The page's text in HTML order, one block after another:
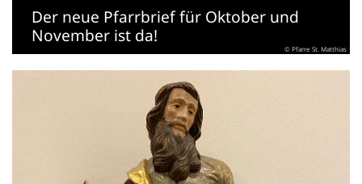
Der neue Pfarrbrief für Oktober und
November ist da!
© Pfarre St. Matthias